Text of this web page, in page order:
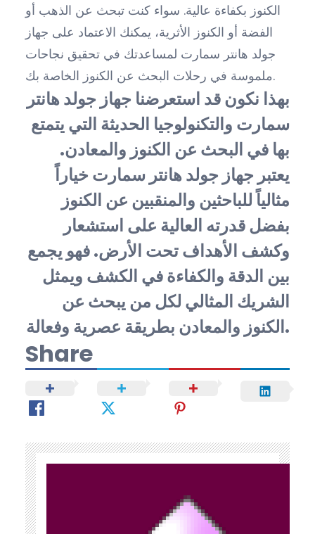
الكنوز بكفاءة عالية. سواء كنت تبحث عن الذهب أو
الفضة أو الكنوز الأثرية، يمكنك الاعتماد على جهاز
جولد هانتر سمارت لمساعدتك في تحقيق نجاحات
ملموسة في رحلات البحث عن الكنوز الخاصة بك.
بهذا نكون قد استعرضنا جهاز جولد هانتر
سمارت والتكنولوجيا الحديثة التي يتمتع
بها في البحث عن الكنوز والمعادن.
يعتبر جهاز جولد هانتر سمارت خياراً
مثالياً للباحثين والمنقبين عن الكنوز
بفضل قدرته العالية على استشعار
وكشف الأهداف تحت الأرض. فهو يجمع
بين الدقة والكفاءة في الكشف ويمثل
الشريك المثالي لكل من يبحث عن
الكنوز والمعادن بطريقة عصرية وفعالة.
Share